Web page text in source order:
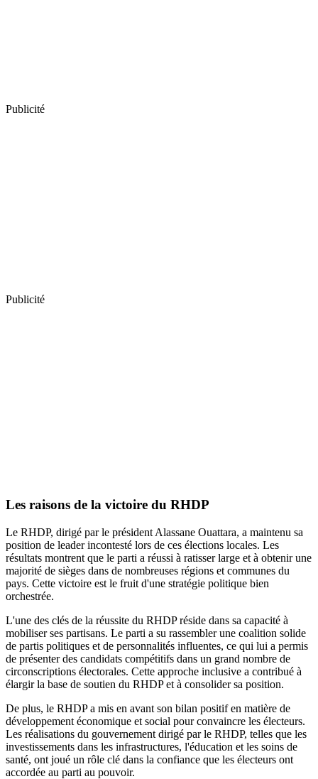
Publicité
Publicité
Les raisons de la victoire du RHDP
Le RHDP, dirigé par le président Alassane Ouattara, a maintenu sa
position de leader incontesté lors de ces élections locales. Les
résultats montrent que le parti a réussi à ratisser large et à obtenir une
majorité de sièges dans de nombreuses régions et communes du
pays. Cette victoire est le fruit d'une stratégie politique bien
orchestrée.
L'une des clés de la réussite du RHDP réside dans sa capacité à
mobiliser ses partisans. Le parti a su rassembler une coalition solide
de partis politiques et de personnalités influentes, ce qui lui a permis
de présenter des candidats compétitifs dans un grand nombre de
circonscriptions électorales. Cette approche inclusive a contribué à
élargir la base de soutien du RHDP et à consolider sa position.
De plus, le RHDP a mis en avant son bilan positif en matière de
développement économique et social pour convaincre les électeurs.
Les réalisations du gouvernement dirigé par le RHDP, telles que les
investissements dans les infrastructures, l'éducation et les soins de
santé, ont joué un rôle clé dans la confiance que les électeurs ont
accordée au parti au pouvoir.